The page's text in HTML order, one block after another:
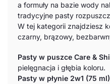
a formuły na bazie wody
tradycyjne pasty
W tej kategorii znajdziesz
czarny, brązowy,
Pasty w puszce Care &
pielęgnacja i głębia koloru.
Pasty w płynie 2w1 (75 ml)